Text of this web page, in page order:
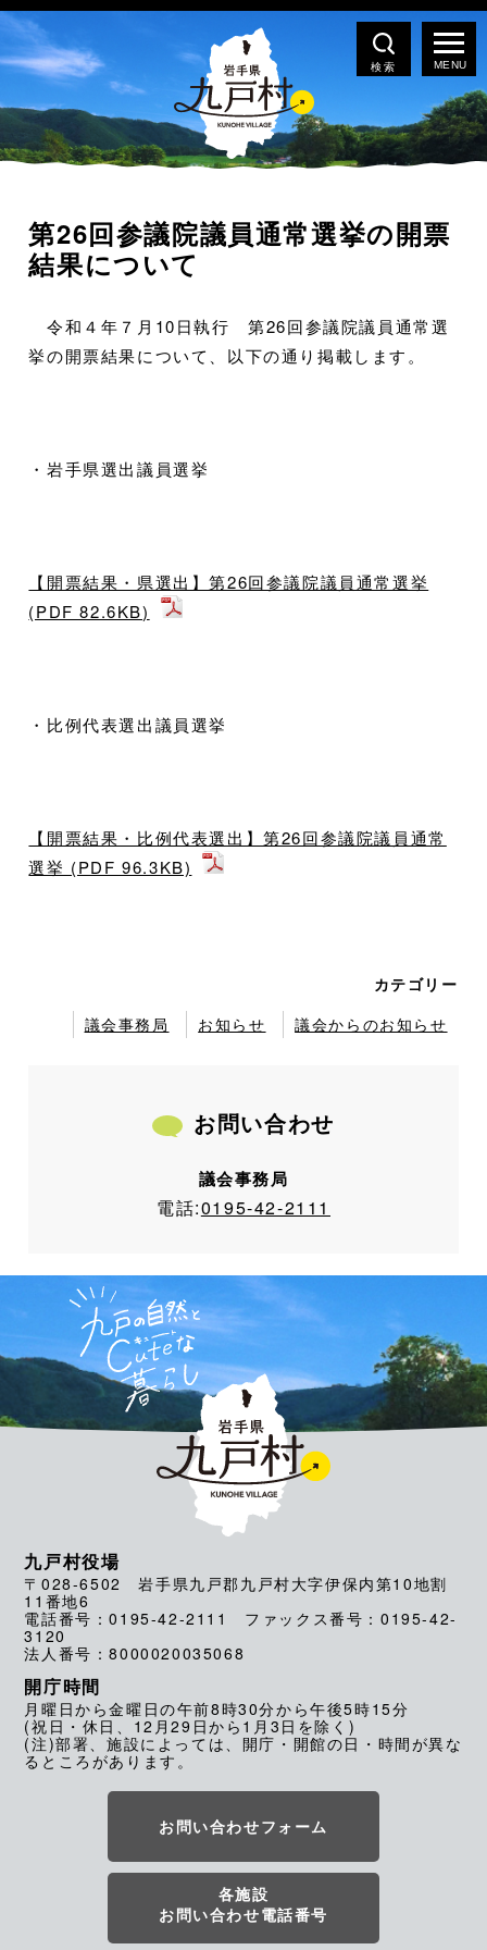
検索
第26回参議院議員通常選挙の開票
結果について
令和４年７月10日執行 第26回参議院議員通常選
挙の開票結果について、以下の通り掲載します。
・岩手県選出議員選挙
【開票結果・県選出】第26回参議院議員通常選挙
(PDF 82.6KB)
・比例代表選出議員選挙
【開票結果・比例代表選出】第26回参議院議員通常
選挙 (PDF 96.3KB)
カテゴリー
議会事務局
お知らせ 議会からのお知らせ
お問い合わせ
議会事務局
電話:0195-42-2111
九戸村役場
〒028-6502 岩手県九戸郡九戸村大字伊保内第10地割
11番地6
電話番号：0195-42-2111 ファックス番号：0195-42-
3120
法人番号：8000020035068
開庁時間
月曜日から金曜日の午前8時30分から午後5時15分
(祝日・休日、12月29日から1月3日を除く)
(注)部署、施設によっては、開庁・開館の日・時間が異な
るところがあります。
お問い合わせフォーム
各施設
お問い合わせ電話番号